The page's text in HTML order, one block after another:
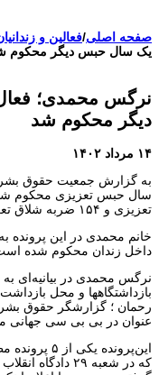
صفحه اصلی/فعالین و
یک سال حبس دیگر محکوم
نرگس محمدی؛
دیگر محکوم شد
۱۴ مرداد ۱۴۰۲
به گزارش جمعیت حقوق
تعزیزی و ۱۵۴ ضربه شلاق تعزیزی افزایش یافت.
خانم محمدی در این‌ پرونده به
داخل زندان محکوم شده
نرگس محمدی در بیانیه‌ای
بازداشتگاهها و محل
رحمان ؛ گزارشگر حقوق
عنوان در بی بی سی جهانی
این‌پرونده
که در شعبه ۲۹